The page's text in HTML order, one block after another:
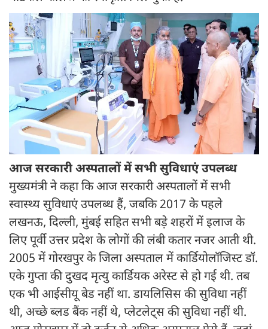
आज सरकारी अस्पतालों में सभी सुविधाएं उपलब्ध
मुख्यमंत्री ने कहा कि आज सरकारी अस्पतालों में सभी
स्वास्थ्य सुविधाएं उपलब्ध हैं, जबकि 2017 के पहले
लखनऊ, दिल्ली, मुंबई सहित सभी बड़े शहरों में इलाज के
लिए पूर्वी उत्तर प्रदेश के लोगों की लंबी कतार नजर आती थी.
2005 में गोरखपुर के जिला अस्पताल में कार्डियोलॉजिस्ट डॉ.
एके गुप्ता की दुखद मृत्यु कार्डियक अरेस्ट से हो गई थी. तब
एक भी आईसीयू बेड नहीं था. डायलिसिस की सुविधा नहीं
थी, अच्छे ब्लड बैंक नहीं थे, प्लेटलेट्स की सुविधा नहीं थी.